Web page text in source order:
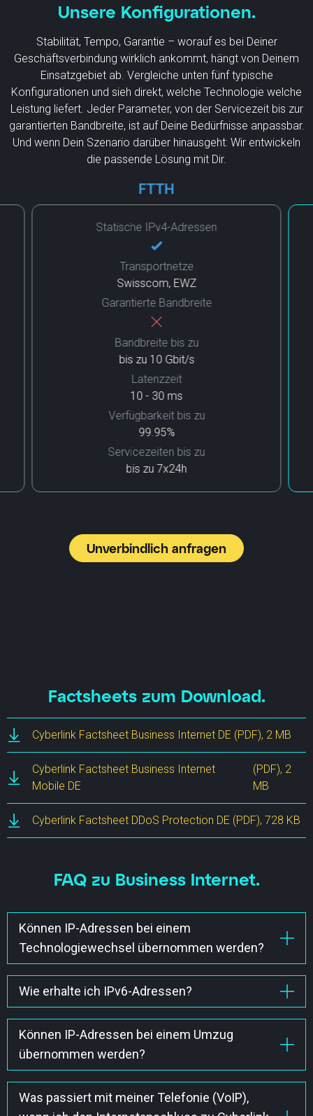
Unsere Konfigurationen.
Stabilität, Tempo, Garantie – worauf es bei Deiner
Geschäftsverbindung wirklich ankommt, hängt von Deinem
Einsatzgebiet ab. Vergleiche unten fünf typische
Konfigurationen und sieh direkt, welche Technologie welche
Leistung liefert. Jeder Parameter, von der Servicezeit bis zur
garantierten Bandbreite, ist auf Deine Bedürfnisse anpassbar.
Und wenn Dein Szenario darüber hinausgeht: Wir entwickeln
die passende Lösung mit Dir.
FTTH
Statische IPv4-Adressen
Transportnetze
Swisscom, EWZ
Garantierte Bandbreite
Bandbreite bis zu
bis zu 10 Gbit/s
Latenzzeit
10 - 30 ms
Verfügbarkeit bis zu
99.95%
Servicezeiten bis zu
bis zu 7x24h
Unverbindlich anfragen
Factsheets zum Download.
Cyberlink Factsheet Business Internet DE (PDF), 2 MB
Cyberlink Factsheet Business Internet
Mobile DE
(PDF), 2
MB
Cyberlink Factsheet DDoS Protection DE (PDF), 728 KB
FAQ zu Business Internet.
Können IP-Adressen bei einem
Technologiewechsel übernommen werden?
Technologie können IP-Subnetze übernommen
werden, sofern kein Parallelbetrieb benötigt wird. Je
nachdem wie das neue Setup aussieht, können
nutzbare IP-Adressen dazukommen oder wegfallen.
Mehr erfahren
Wie erhalte ich IPv6-Adressen?
Innendienst anfragen.
Mehr erfahren
Können IP-Adressen bei einem Umzug
übernommen werden?
werden, sofern kein Parallelbetrieb benötigt wird. Je
nachdem wie das neue Setup aussieht, können
Was passiert mit meiner Telefonie (VoIP),